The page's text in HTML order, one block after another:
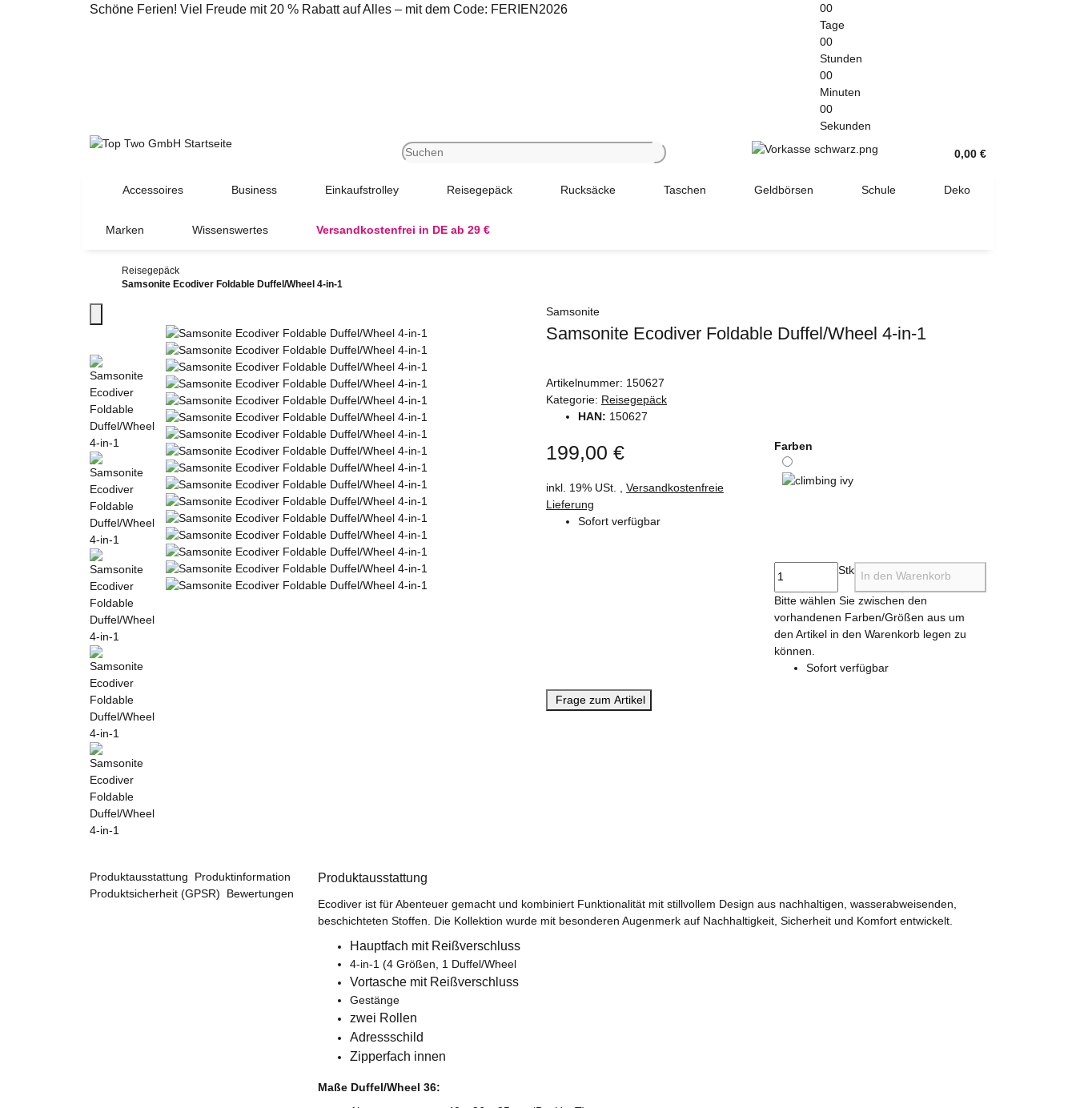
Schöne Ferien! Viel Freude mit 20 % Rabatt auf Alles – mit dem Code: FERIEN2026
00
Tage
00
Stunden
00
Minuten
00
Sekunden
0,00 €
Accessoires Business Einkaufstrolley Reisegepäck Rucksäcke Taschen Geldbörsen Schule Deko
Marken Wissenswertes Versandkostenfrei in DE ab 29 €
Reisegepäck
Samsonite Ecodiver Foldable Duffel/Wheel 4-in-1
Samsonite
Samsonite Ecodiver Foldable Duffel/Wheel 4-in-1
Artikelnummer: 150627
Kategorie: Reisegepäck
HAN: 150627
199,00 €
inkl. 19% USt. , Versandkostenfreie
Lieferung
Sofort verfügbar
Farben
Stk In den Warenkorb
x
Bitte wählen Sie zwischen den
vorhandenen Farben/Größen aus um
den Artikel in den Warenkorb legen zu
können.
Sofort verfügbar
Frage zum Artikel
Produktausstattung
Produktinformation
Produktsicherheit (GPSR)
Bewertungen
Produktausstattung
Ecodiver ist für Abenteuer gemacht und kombiniert Funktionalität mit stillvollem Design aus nachhaltigen, wasserabweisenden,
beschichteten Stoffen. Die Kollektion wurde mit besonderen Augenmerk auf Nachhaltigkeit, Sicherheit und Komfort entwickelt.
Hauptfach mit Reißverschluss
4-in-1 (4 Größen, 1 Duffel/Wheel
Vortasche mit Reißverschluss
Gestänge
zwei Rollen
Adressschild
Zipperfach innen
Maße Duffel/Wheel 36: